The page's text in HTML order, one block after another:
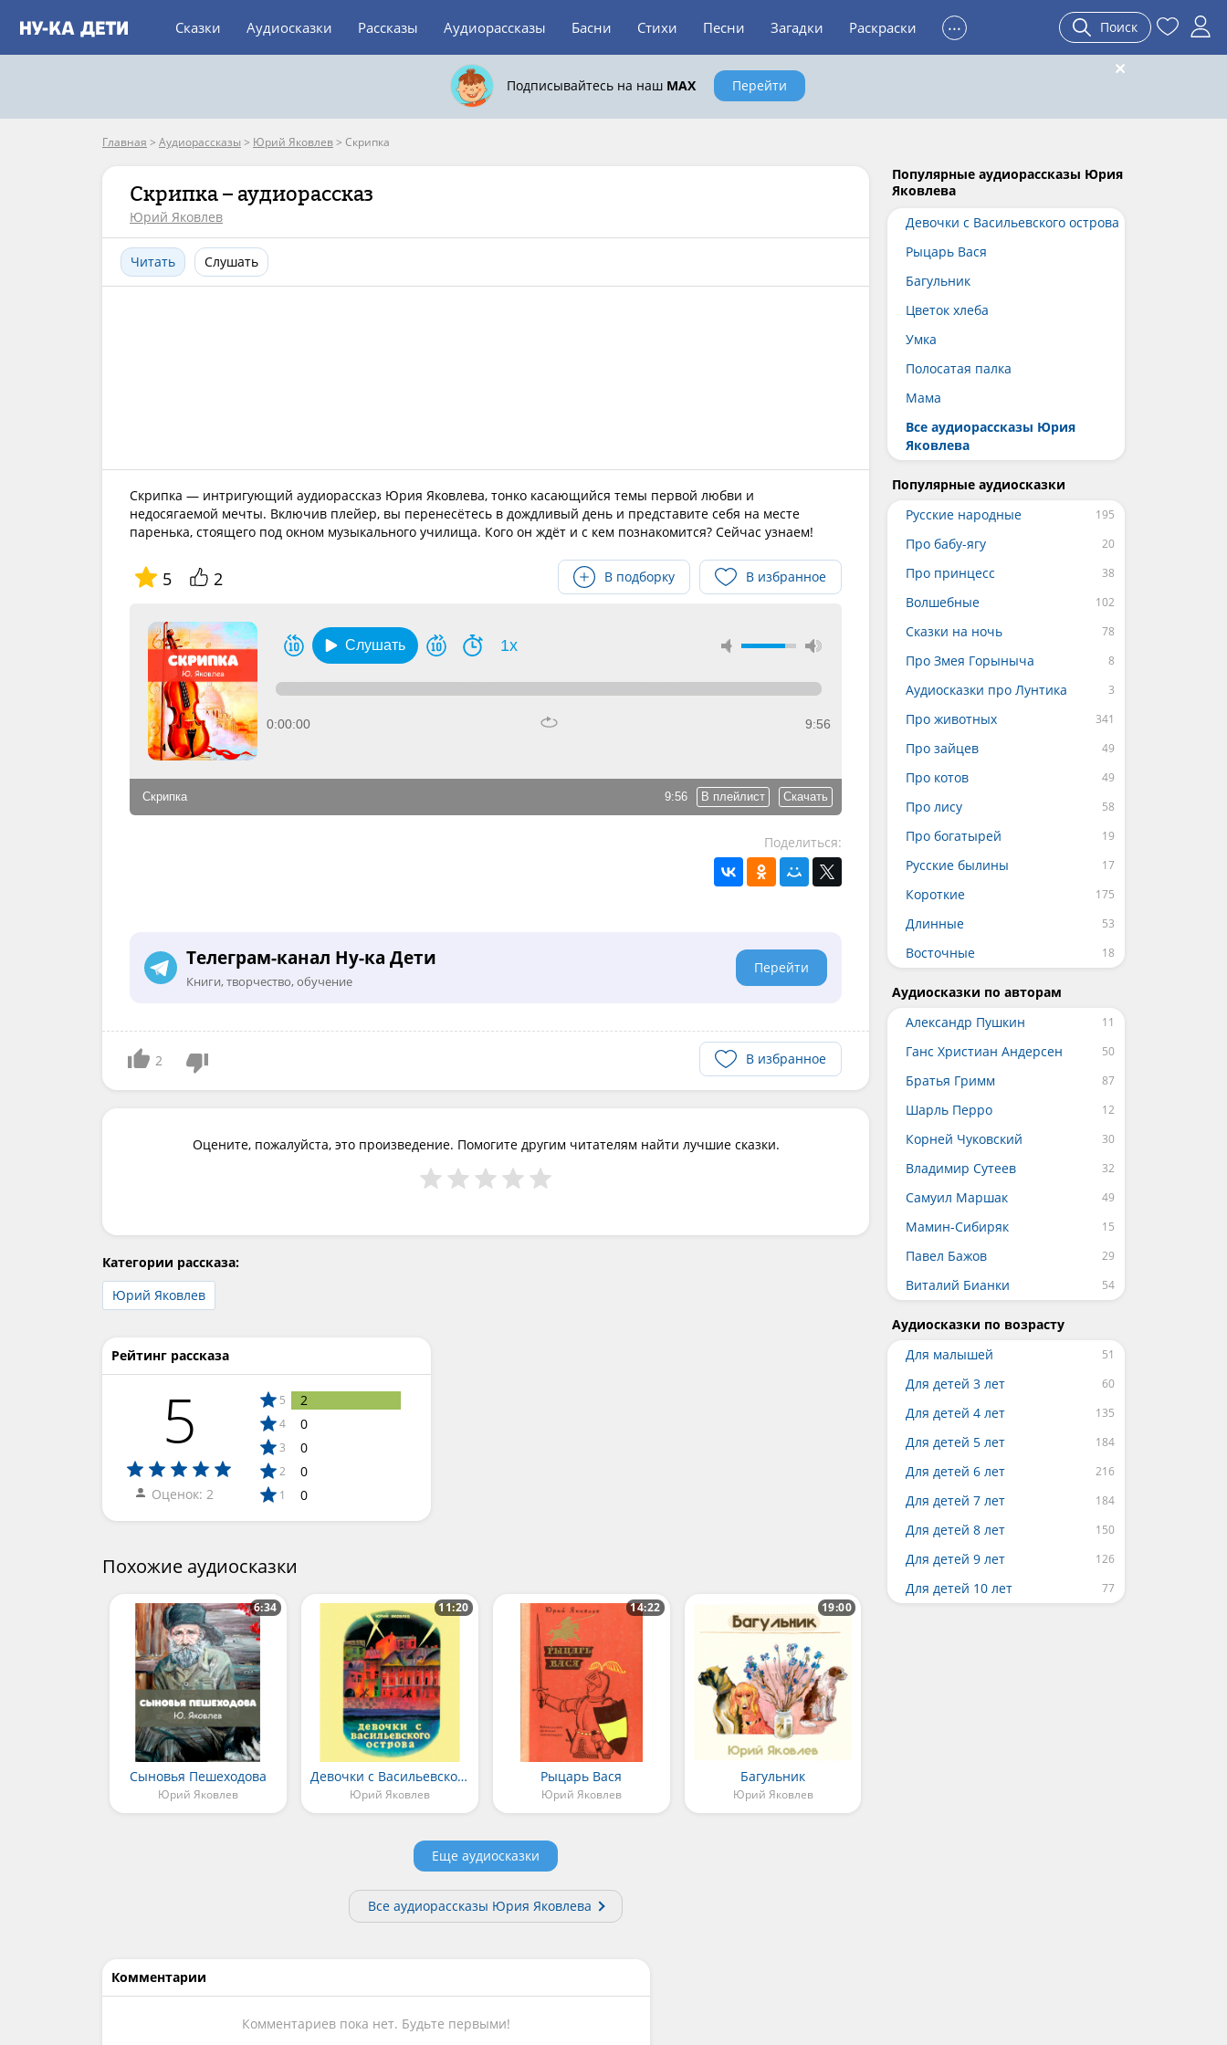
Сказки Аудиосказки Рассказы Аудиорассказы Басни Стихи Песни Загадки Раскраски ... Поиск
Подписывайтесь на наш MAX Перейти
Главная > Аудиорассказы > Юрий Яковлев> Скрипка
Скрипка – аудиорассказ
Юрий Яковлев
Читать Слушать
Скрипка — интригующий аудиорассказ Юрия Яковлева, тонко касающийся темы первой любви и
недосягаемой мечты. Включив плейер, вы перенесётесь в дождливый день и представите себя на месте
паренька, стоящего под окном музыкального училища. Кого он ждёт и с кем познакомится? Сейчас узнаем!
5 2 В подборку В избранное
Слушать 1x
0:00:00 9:56
9:56 В плейлист Скачать
Скрипка
Поделиться:
Телеграм-канал Ну-ка Дети
Книги, творчество, обучение
Перейти
2 В избранное
Оцените, пожалуйста, это произведение. Помогите другим читателям найти лучшие сказки.
Категории рассказа:
Юрий Яковлев
Рейтинг рассказа
5
Оценок: 2
5 2
4 0
3 0
2 0
1 0
Похожие аудиосказки
Сыновья Пешеходова
Юрий Яковлев
6:34
Девочки с Васильевского острова
Юрий Яковлев
11:20
Рыцарь Вася
Юрий Яковлев
14:22
Багульник
Юрий Яковлев
19:00
Еще аудиосказки
Все аудиорассказы Юрия Яковлева
Комментарии
Комментариев пока нет. Будьте первыми!
Популярные аудиорассказы Юрия
Яковлева
Девочки с Васильевского острова
Рыцарь Вася
Багульник
Цветок хлеба
Умка
Полосатая палка
Мама
Все аудиорассказы Юрия
Яковлева
Популярные аудиосказки
Русские народные
Про бабу-ягу
Про принцесс
Волшебные
Сказки на ночь
Про Змея Горыныча
Аудиосказки про Лунтика
Про животных
Про зайцев
Про котов
Про лису
Про богатырей
Русские былины
Короткие
Длинные
Восточные
Аудиосказки по авторам
Александр Пушкин
Ганс Христиан Андерсен
Братья Гримм
Шарль Перро
Корней Чуковский
Владимир Сутеев
Самуил Маршак
Мамин-Сибиряк
Павел Бажов
Виталий Бианки
Аудиосказки по возрасту
Для малышей
Для детей 3 лет
Для детей 4 лет
Для детей 5 лет
Для детей 6 лет
Для детей 7 лет
Для детей 8 лет
Для детей 9 лет
Для детей 10 лет